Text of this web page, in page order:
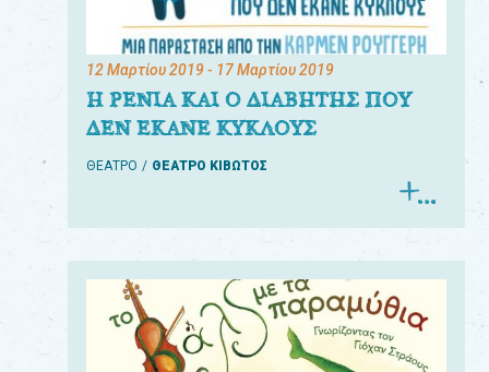
12 Μαρτίου 2019- 17 Μαρτίου 2019
Η ΡΕΝΙΑ ΚΑΙ Ο ΔΙΑΒΗΤΗΣ ΠΟΥ
ΔΕΝ ΕΚΑΝΕ ΚΥΚΛΟΥΣ
ΘΕΑΤΡΟ ΘΕΑΤΡΟ ΚΙΒΩΤΟΣ